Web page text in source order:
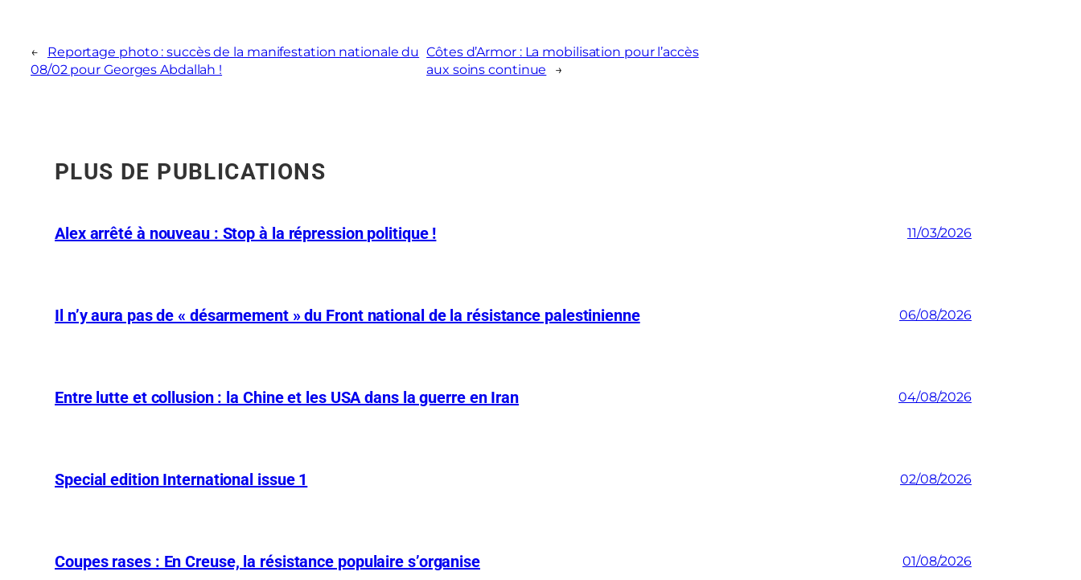
←
Reportage photo : succès de la manifestation nationale du
08/02 pour Georges Abdallah !
Côtes d’Armor : La mobilisation pour l’accès
aux soins continue
→
PLUS DE PUBLICATIONS
Alex arrêté à nouveau : Stop à la répression politique ! 11/03/2026
Il n’y aura pas de « désarmement » du Front national de la résistance palestinienne 06/08/2026
Entre lutte et collusion : la Chine et les USA dans la guerre en Iran 04/08/2026
Special edition International issue 1 02/08/2026
Coupes rases : En Creuse, la résistance populaire s’organise 01/08/2026